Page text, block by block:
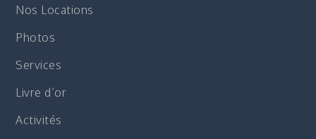
Nos Locations
Photos
Services
Livre d’or
Activités